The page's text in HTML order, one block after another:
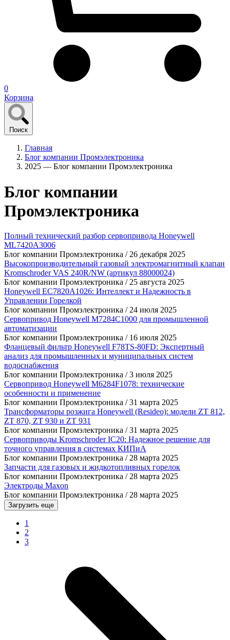
0
Корзина
Поиск
Главная
Блог компании Промэлектроника
2025 — Блог компании Промэлектроника
Блог компании
Промэлектроника
Полный технический разбор сервопривода Honeywell
ML7420A3006
Блог компании Промэлектроника / 26 декабря 2025
Высокопроизводительный газовый электромагнитный клапан
Kromschroder VAS 240R/NW (артикул 88000024)
Блог компании Промэлектроника / 25 августа 2025
Honeywell EC7820A1026: Интеллект и Надежность в
Управлении Горелкой
Блог компании Промэлектроника / 24 июля 2025
Сервопривод Honeywell M7284C1000 для промышленной
автоматизации
Блог компании Промэлектроника / 16 июля 2025
Фланцевый фильтр Honeywell F78TS-80FD: Экспертный
анализ для промышленных и муниципальных систем
водоснабжения
Блог компании Промэлектроника /3 июля 2025
Сервопривод Honeywell M6284F1078: технические
особенности и применение
Блог компании Промэлектроника /31 марта 2025
Трансформаторы розжига Honeywell (Resideo): модели ZT 812,
ZT 870, ZT 930 и ZT 931
Блог компании Промэлектроника /31 марта 2025
Сервоприводы Kromschroder IC20: Надежное решение для
точного управления в системах КИПиА
Блог компании Промэлектроника / 28 марта 2025
Запчасти для газовых и жидкотопливных горелок
Блог компании Промэлектроника / 28 марта 2025
Электроды Maxon
Блог компании Промэлектроника / 28 марта 2025
Загрузить еще
1
2
3